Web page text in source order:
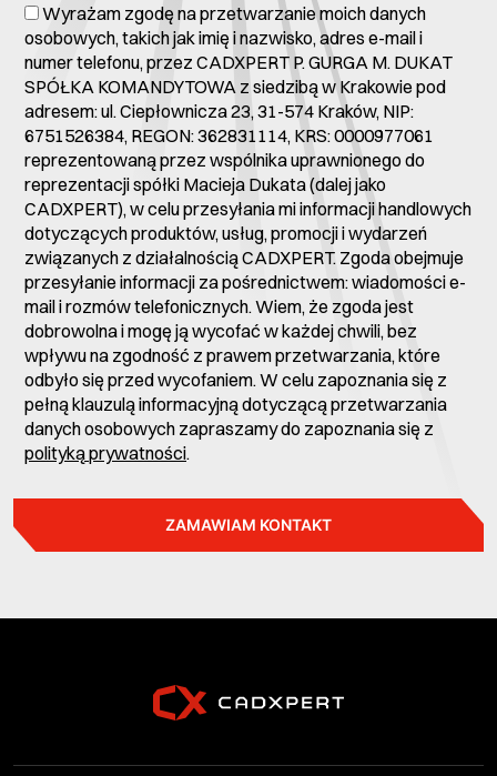
Wyrażam zgodę na przetwarzanie moich danych
osobowych, takich jak imię i nazwisko, adres e-mail i
numer telefonu, przez CADXPERT P. GURGA M. DUKAT
SPÓŁKA KOMANDYTOWA z siedzibą w Krakowie pod
adresem: ul. Ciepłownicza 23, 31-574 Kraków, NIP:
6751526384, REGON: 362831114, KRS: 0000977061
reprezentowaną przez wspólnika uprawnionego do
reprezentacji spółki Macieja Dukata (dalej jako
CADXPERT), w celu przesyłania mi informacji handlowych
dotyczących produktów, usług, promocji i wydarzeń
związanych z działalnością CADXPERT. Zgoda obejmuje
przesyłanie informacji za pośrednictwem: wiadomości e-
mail i rozmów telefonicznych. Wiem, że zgoda jest
dobrowolna i mogę ją wycofać w każdej chwili, bez
wpływu na zgodność z prawem przetwarzania, które
odbyło się przed wycofaniem. W celu zapoznania się z
pełną klauzulą informacyjną dotyczącą przetwarzania
danych osobowych zapraszamy do zapoznania się z
polityką prywatności.
ZAMAWIAM KONTAKT